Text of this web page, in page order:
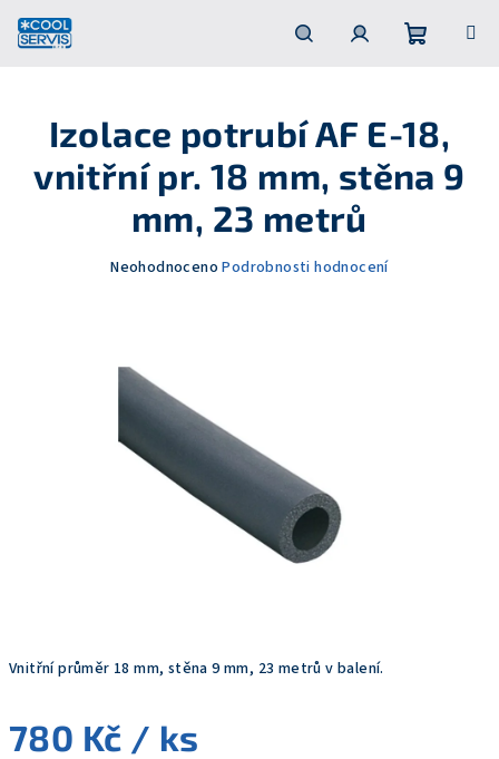
obsah
košík
Vnitřní průměr 18 mm, stěna 9 mm, 23 metrů v balení.
780 Kč / ks
Izolace potrubí AF E-18,
vnitřní pr. 18 mm, stěna 9
mm, 23 metrů
Průměrné
hvězdiček.
Neohodnoceno Podrobnosti hodnocení